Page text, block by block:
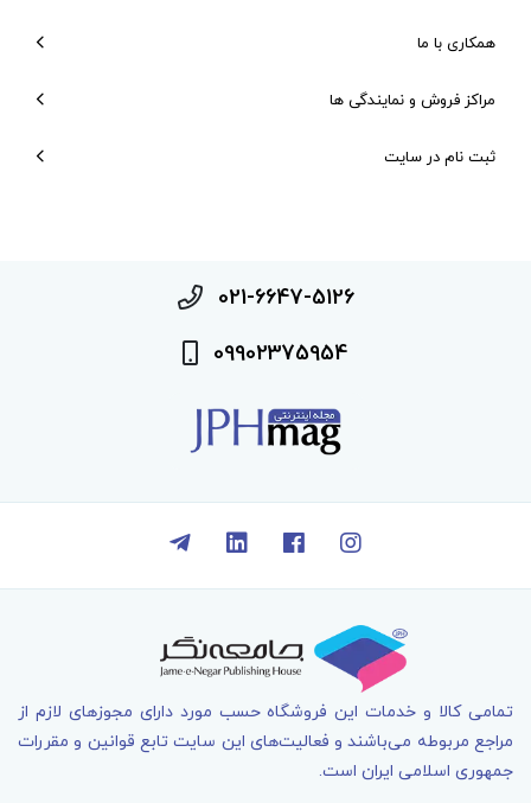
همکاری با ما
مراکز فروش و نمایندگی ها
ثبت نام در سایت
021-6647-5126
09902375954
تمامی کالا و خدمات اين فروشگاه حسب مورد دارای مجوزهای لازم از
مراجع مربوطه می‌باشند و فعاليت‌های اين سايت تابع قوانين و مقررات
جمهوری اسلامی ايران است.